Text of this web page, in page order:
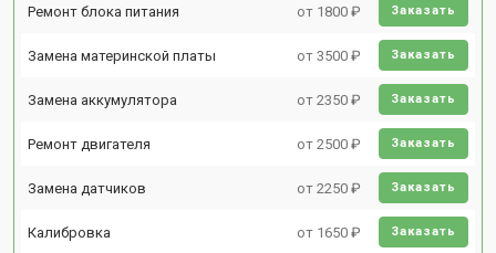
Ремонт блока питания от 1800 ₽ Заказать
Замена материнской платы от 3500 ₽ Заказать
Замена аккумулятора от 2350 ₽ Заказать
Ремонт двигателя от 2500 ₽ Заказать
Замена датчиков от 2250 ₽ Заказать
Калибровка от 1650 ₽ Заказать